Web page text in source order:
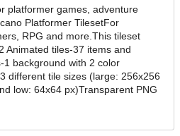
platformer games, adventure
Platformer TilesetFor
RPG and more.This tileset
Animated tiles-37 items and
1 background with 2 color
different tile sizes (large: 256x256
low: 64x64 px)Transparent PNG